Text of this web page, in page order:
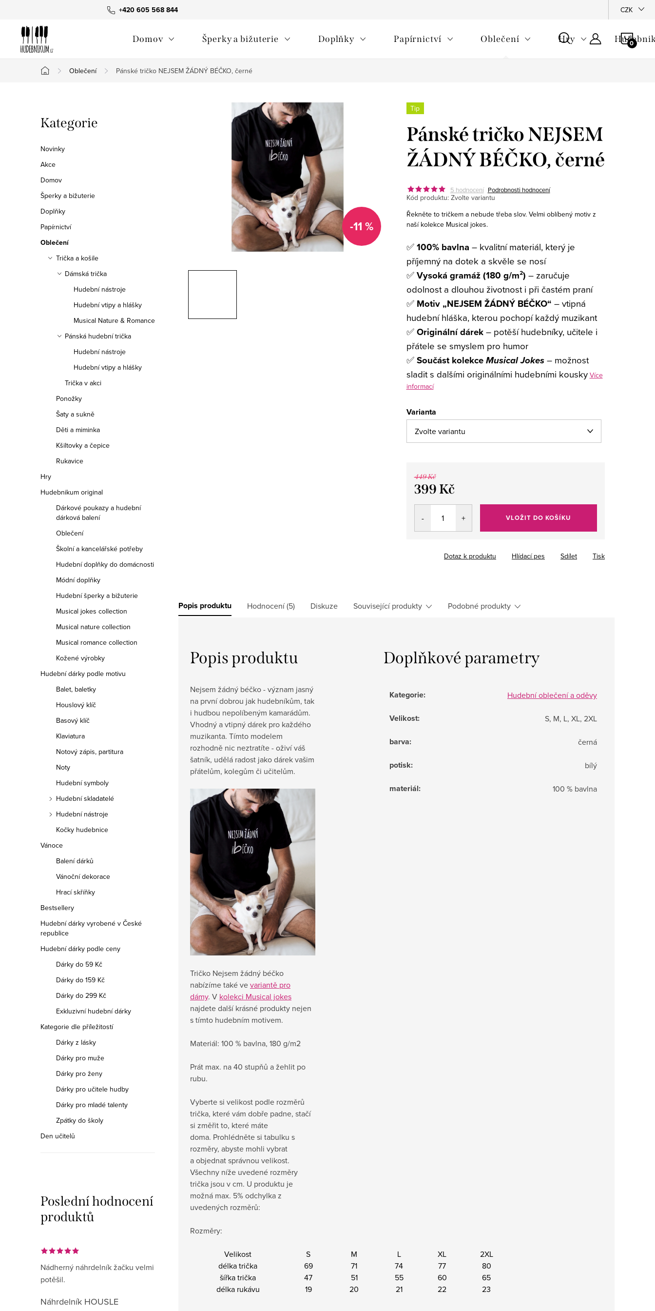
+420 605 568 844 CZK
Domov Šperky a bižuterie Doplňky Papírnictví Oblečení Hry
Domů
Oblečení Pánské tričko NEJSEM ŽÁDNÝ BÉČKO, černé
o
s
t
r
a
n
n
Přeskočit
kategorie
Kategorie
Novinky
Akce
Domov
Šperky a bižuterie
Doplňky
Papírnictví
Oblečení
Trička a košile
Dámská trička
Hudební nástroje
Hudební vtipy a hlášky
Musical Nature & Romance
Pánská hudební trička
Hudební nástroje
Hudební vtipy a hlášky
Trička v akci
Ponožky
Šaty a sukně
Děti a miminka
Kšiltovky a čepice
Rukavice
Hry
Hudebnikum original
Dárkové poukazy a hudební
dárková balení
Oblečení
Školní a kancelářské potřeby
Hudební doplňky do domácnosti
Módní doplňky
Hudební šperky a bižuterie
Musical jokes collection
Musical nature collection
Musical romance collection
Kožené výrobky
Hudební dárky podle motivu
Balet, baletky
Houslový klíč
Basový klíč
Klaviatura
Notový zápis, partitura
Noty
Hudební symboly
Hudební skladatelé
Hudební nástroje
Kočky hudebnice
Vánoce
Balení dárků
Vánoční dekorace
Hrací skříňky
Bestsellery
Hudební dárky vyrobené v České
republice
Hudební dárky podle ceny
Dárky do 59 Kč
Dárky do 159 Kč
Dárky do 299 Kč
Exkluzivní hudební dárky
Kategorie dle příležitostí
Dárky z lásky
Dárky pro muže
Dárky pro ženy
Dárky pro učitele hudby
Dárky pro mladé talenty
Zpátky do školy
Den učitelů
Poslední hodnocení
produktů
Nádherný náhrdelník žačku velmi
potěšil.
Náhrdelník HOUSLE
-11 %
Tip
Pánské tričko NEJSEM
ŽÁDNÝ BÉČKO, černé
5 hodnocení Podrobnosti hodnocení
Kód produktu: Zvolte variantu
Řekněte to tričkem a nebude třeba slov. Velmi oblíbený motiv z
naší kolekce Musical jokes.
✅100% bavlna – kvalitní materiál, který je
příjemný na dotek a skvěle se nosí
✅Vysoká gramáž (180 g/m²) – zaručuje
odolnost a dlouhou životnost i při častém praní
✅ Motiv „NEJSEM ŽÁDNÝ BÉČKO“ – vtipná
hudební hláška, kterou pochopí každý muzikant
✅Originální dárek– potěší hudebníky, učitele i
přátele se smyslem pro humor
✅Součást kolekceMusical Jokes– možnost
sladit s dalšími originálními hudebními kousky Více
informací
Varianta
449 Kč
399 Kč
Měrná
VLOŽIT DO KOŠÍKU
Tisk
Dotaz k produktu Hlídací pes Sdílet
Popis produktu Hodnocení (5) Diskuze Související produkty Podobné produkty
Popis produktu
Nejsem žádný béčko - význam jasný
na první dobrou jak hudebníkům, tak
i hudbou nepolíbeným kamarádům.
Vhodný a vtipný dárek pro každého
muzikanta. Tímto modelem
rozhodně nic neztratíte - oživí váš
šatník, udělá radost jako dárek vašim
přátelům, kolegům či učitelům.
Tričko Nejsem žádný béčko
nabízíme také vevariantě pro
dámy. V kolekci Musical jokes
najdete další krásné produkty nejen
s tímto hudebním motivem.
Materiál: 100 % bavlna, 180 g/m2
Prát max. na 40 stupňů a žehlit po
rubu.
Vyberte si velikost podle rozměrů
trička, které vám dobře padne, stačí
si změřit to, které máte
doma. Prohlédněte si tabulku s
rozměry, abyste mohli vybrat
a objednat správnou velikost.
Všechny níže uvedené rozměry
trička jsou v cm. U produktu je
možná max. 5% odchylka z
uvedených rozměrů:
Rozměry:
Velikost S M L XL
2XL
délka trička
69 71 74 77
80
šířka trička
47 51 55 60
65
délka rukávu
19 20 21 22 23
Doplňkové parametry
Kategorie: Hudební oblečení a oděvy
Velikost: S, M, L, XL, 2XL
barva: černá
potisk: bílý
materiál: 100 % bavlna